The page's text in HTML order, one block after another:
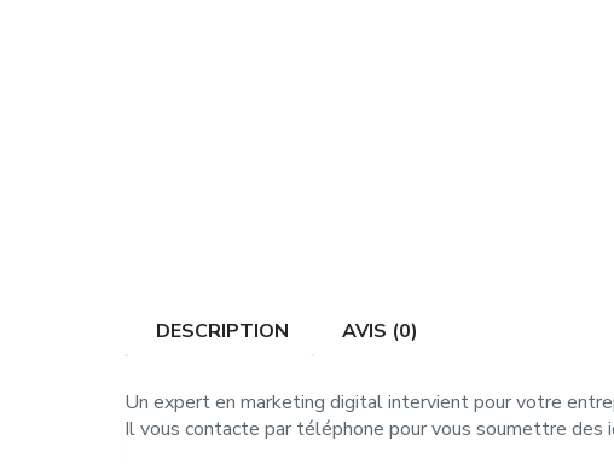
Développer sa
DESCRIPTION AVIS (0)
Un expert en marketing digital intervient pour votre
Il vous contacte par téléphone pour vous soumettre